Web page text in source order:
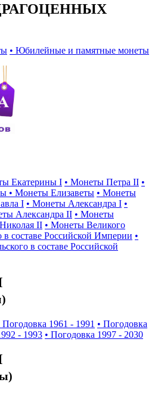
• Юбилейные и памятные монеты
Екатерины I • Монеты Петра II •
• Монеты Елизаветы • Монеты
I • Монеты Александра I •
Александра II • Монеты
II • Монеты Великого
составе Российской Империи •
в составе Российской
Погодовка 1961 - 1991 • Погодовка
- 1993 • Погодовка 1997 - 2030